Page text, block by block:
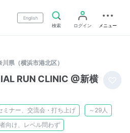
English
検索
ログイン メニュー
川県（横浜市港北区）
RUN CLINIC @新横
ミナー、交流会・打ち上げ
～29人
向け、レベル問わず